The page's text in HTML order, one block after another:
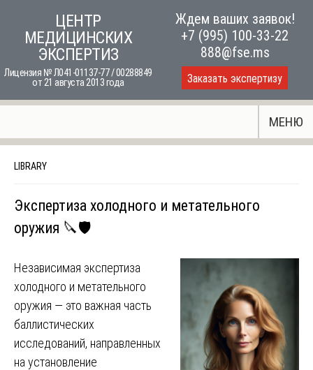
content
ЦЕНТР
МЕДИЦИНСКИХ
ЭКСПЕРТИЗ
Лицензия № Л041-01137-77 / 00288849
от 21 августа 2013 года
Ждем ваших заявок!
+7 (995) 100-33-22
888@fse.ms
Заказать экспертизу
МЕНЮ
LIBRARY
Экспертиза холодного и метательного
оружия 🔪🛡️
Независимая экспертиза
холодного и метательного
оружия — это важная часть
баллистических
исследований, направленных
на установление